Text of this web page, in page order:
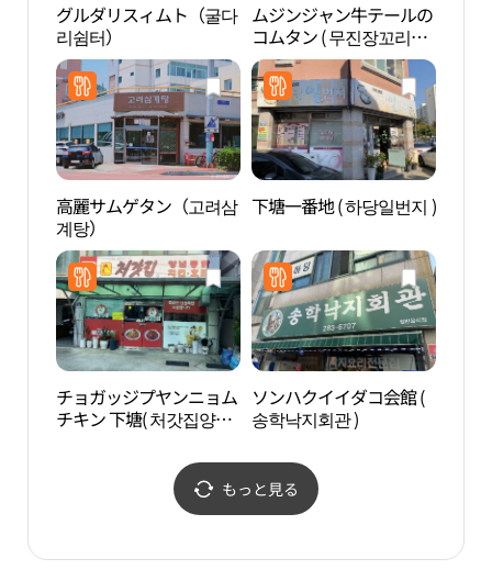
グルダリスィムト（굴다
리쉼터）
ムジンジャン牛テールの
コムタン ( 무진장꼬리곰
탕 )
高麗サムゲタン（고려삼
계탕）
下塘一番地 ( 하당일번지 )
チョガッジプヤンニョム
チキン 下塘( 처갓집양념
ソンハクイイダコ会館 (
송학낙지회관 )
もっと見る